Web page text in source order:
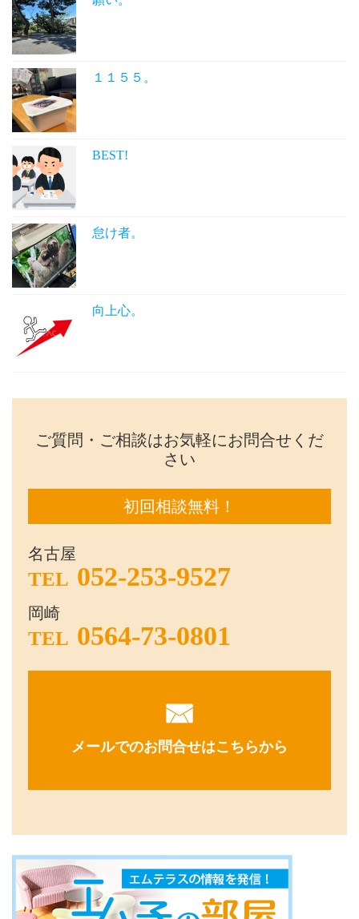
１１５５。
BEST!
怠け者。
向上心。
ご質問・ご相談はお気軽にお問合せくだ
さい
初回相談無料！
名古屋
TEL 052-253-9527
岡崎
TEL 0564-73-0801
メールでのお問合せはこちらから